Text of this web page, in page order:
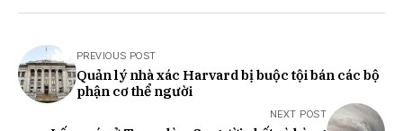
PREVIOUS POST
Quản lý nhà xác Harvard bị buộc tội bán các bộ
phận cơ thể người
NEXT POST